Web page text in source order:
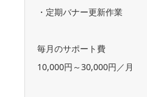
・定期バナー更新作業
毎月のサポート費
10,000円～30,000円／月